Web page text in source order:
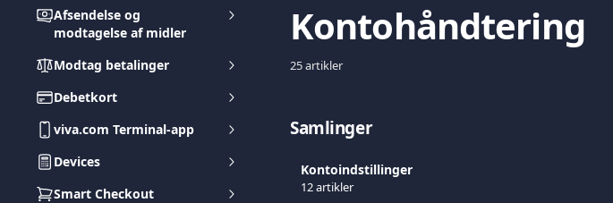
Afsendelse og
modtagelse af midler
Modtag betalinger
Debetkort
viva.com Terminal-app
Devices
Smart Checkout
Kontohåndtering
25 artikler
Samlinger
Kontoindstillinger
12 artikler